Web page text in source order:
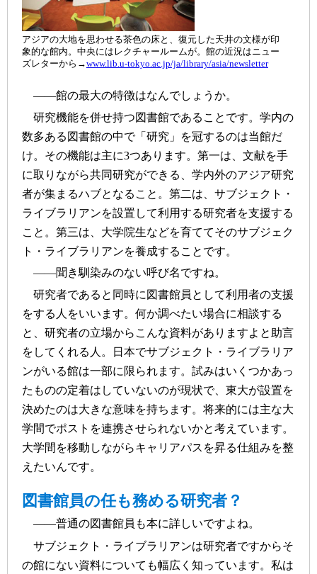
アジアの大地を思わせる茶色の床と、復元した天井の文様が印
象的な館内。中央にはレクチャールームが。館の近況はニュー
ズレターから→www.lib.u-tokyo.ac.jp/ja/library/asia/newsletter
――館の最大の特徴はなんでしょうか。
研究機能を併せ持つ図書館であることです。学内の
数多ある図書館の中で「研究」を冠するのは当館だ
け。その機能は主に3つあります。第一は、文献を手
に取りながら共同研究ができる、学内外のアジア研究
者が集まるハブとなること。第二は、サブジェクト・
ライブラリアンを設置して利用する研究者を支援する
こと。第三は、大学院生などを育ててそのサブジェク
ト・ライブラリアンを養成することです。
――聞き馴染みのない呼び名ですね。
研究者であると同時に図書館員として利用者の支援
をする人をいいます。何か調べたい場合に相談する
と、研究者の立場からこんな資料がありますよと助言
をしてくれる人。日本でサブジェクト・ライブラリア
ンがいる館は一部に限られます。試みはいくつかあっ
たものの定着はしていないのが現状で、東大が設置を
決めたのは大きな意味を持ちます。将来的には主な大
学間でポストを連携させられないかと考えています。
大学間を移動しながらキャリアパスを昇る仕組みを整
えたいんです。
図書館員の任も務める研究者？
――普通の図書館員も本に詳しいですよね。
サブジェクト・ライブラリアンは研究者ですからそ
の館にない資料についても幅広く知っています。私は